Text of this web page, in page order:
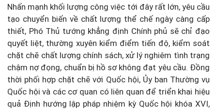
Nhấn mạnh khối lượng công việc tới đây rất lớn, yêu cầu
tạo chuyển biến về chất lượng thể chế ngày càng cấp
thiết, Phó Thủ tướng khẳng định Chính phủ sẽ chỉ đạo
quyết liệt, thường xuyên kiểm điểm tiến độ, kiểm soát
chặt chẽ chất lượng chính sách, xử lý nghiêm tình trạng
chậm nợ đọng, chuẩn bị hồ sơ không đạt yêu cầu. Đồng
thời phối hợp chặt chẽ với Quốc hội, Ủy ban Thường vụ
Quốc hội và các cơ quan có liên quan để triển khai hiệu
quả Định hướng lập pháp nhiệm kỳ Quốc hội khóa XVI,